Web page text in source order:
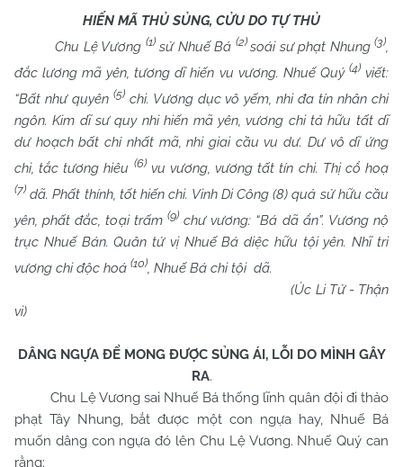
HIẾN MÃ THỦ SỦNG, CỬU DO TỰ THỦ
Chu Lệ Vương (1)sử Nhuế Bá (2) soái sư phạt Nhung (3),
đắc lương mã yên, tương dĩ hiến vu vương. Nhuế Quý (4)viết:
“Bất như quyên (5)chi. Vương dục vô yếm, nhi đa tín nhân chi
ngôn. Kim dĩ sư quy nhi hiến mã yên, vương chi tả hữu tất dĩ
dư hoạch bất chỉ nhất mã, nhi giai cầu vu dư. Dư vô dĩ ứng
chi, tắc tương hiêu (6)vu vương, vương tất tín chi. Thị cổ hoạ
(7) dã. Phất thính, tốt hiến chi. Vinh Di Công (8) quả sử hữu cầu
yên, phất đắc, toại trấm (9)chư vương: “Bá dã ẩn”. Vương nộ
trục Nhuế Bán. Quân tử vị Nhuế Bá diệc hữu tội yên. Nhĩ tri
vương chi độc hoá (10), Nhuế Bá chi tội dã.
(Úc Li Tử - Thận
vi)
DÂNG NGỰA ĐỂ MONG ĐƯỢC SỦNG ÁI, LỖI DO MÌNH GÂY
RA.
Chu Lệ Vương sai Nhuế Bá thống lĩnh quân đội đi thảo
phạt Tây Nhung, bắt được một con ngựa hay, Nhuế Bá
muốn dâng con ngựa đó lên Chu Lệ Vương. Nhuế Quý can
rằng: